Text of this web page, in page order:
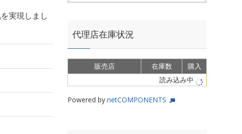
実現しまし
代理店在庫状況
販売店 在庫数
購入
読み込み中
Powered by netCOMPONENTS